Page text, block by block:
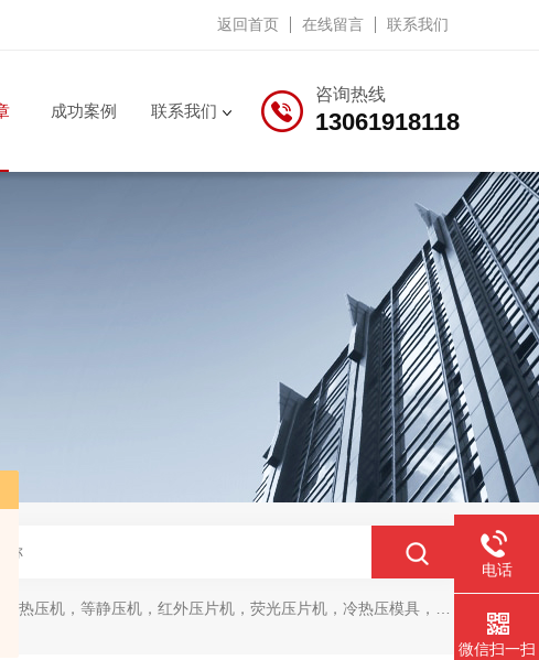
返回首页 在线留言 联系我们
咨询热线
13061918118
成功案例 联系我们
热压机，等静压机，红外压片机，荧光压片机，冷热压模具，马弗炉，干燥箱
电话
微信扫一扫